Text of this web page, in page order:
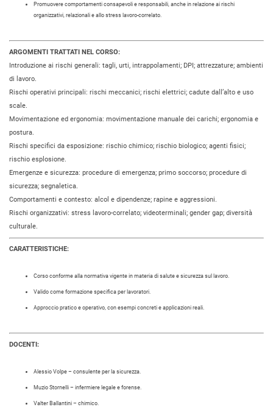
Promuovere comportamenti consapevoli e responsabili, anche in relazione ai rischi
organizzativi, relazionali e allo stress lavoro-correlato.
ARGOMENTI TRATTATI NEL CORSO:
Introduzione ai rischi generali: tagli, urti, intrappolamenti; DPI; attrezzature; ambienti
di lavoro.
Rischi operativi principali: rischi meccanici; rischi elettrici; cadute dall’alto e uso
scale.
Movimentazione ed ergonomia: movimentazione manuale dei carichi; ergonomia e
postura.
Rischi specifici da esposizione: rischio chimico; rischio biologico; agenti fisici;
rischio esplosione.
Emergenze e sicurezza: procedure di emergenza; primo soccorso; procedure di
sicurezza; segnaletica.
Comportamenti e contesto: alcol e dipendenze; rapine e aggressioni.
Rischi organizzativi: stress lavoro-correlato; videoterminali; gender gap; diversità
culturale.
CARATTERISTICHE:
Corso conforme alla normativa vigente in materia di salute e sicurezza sul lavoro.
Valido come formazione specifica per lavoratori.
Approccio pratico e operativo, con esempi concreti e applicazioni reali.
DOCENTI:
Alessio Volpe – consulente per la sicurezza.
Muzio Stornelli – infermiere legale e forense.
Valter Ballantini – chimico.